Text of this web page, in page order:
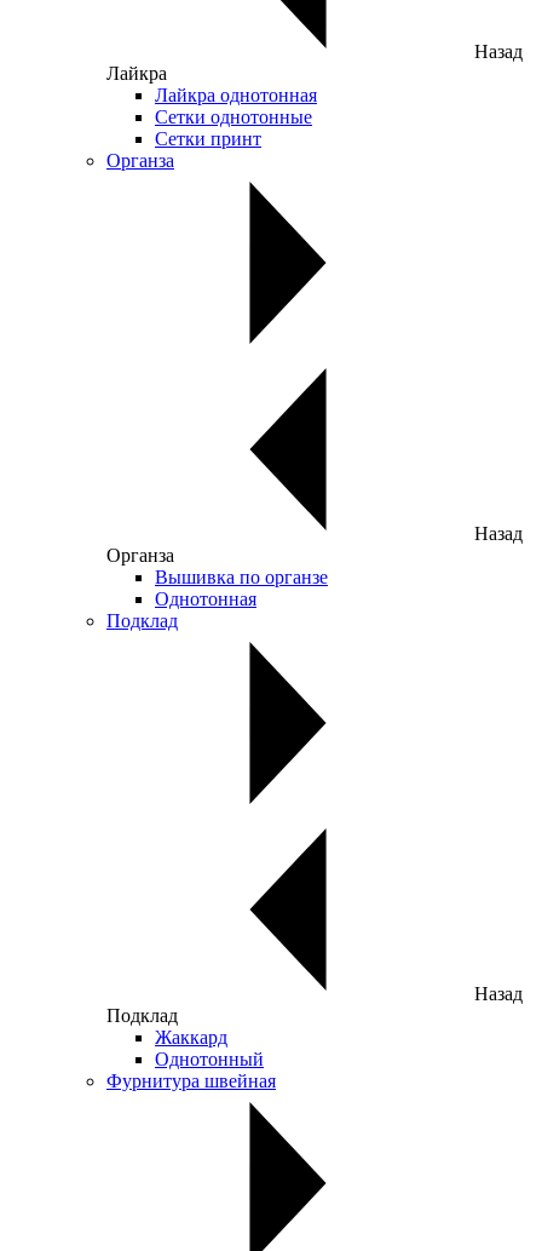
Назад
Лайкра
Лайкра однотонная
Сетки однотонные
Сетки принт
Органза
Назад
Органза
Вышивка по органзе
Однотонная
Подклад
Назад
Подклад
Жаккард
Однотонный
Фурнитура швейная